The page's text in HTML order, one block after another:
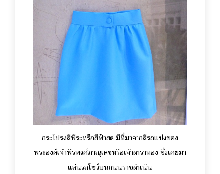
กระโปรงสีพีระหรือสีฟ้าสด มีที่มาจากสีรถแข่งของ
พระองค์เจ้าพีรพงศ์ภาณุเดชหรือเจ้าดาราทอง ซึ่งเคยมา
แล่นรถโชว์บนถนนราชดำเนิน